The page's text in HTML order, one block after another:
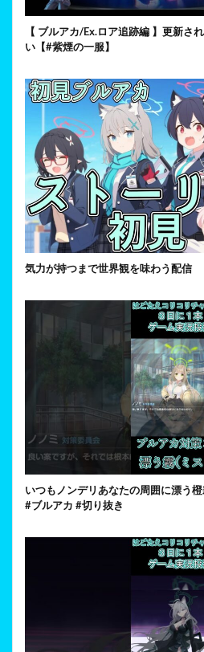
【 ブルアカ/Ex.ロア追跡編 】更新さ
い【#紫煙の一服】
気力が持つまで世界観を味わう配信
いつもノンデリあなたの周囲に漂う
#ブルアカ #切り抜き